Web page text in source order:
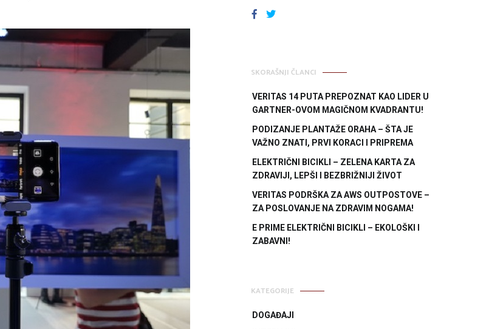
FACEBOOK
TWITTER
SKORAŠNJI ČLANCI
VERITAS 14 PUTA PREPOZNAT KAO LIDER U
GARTNER-OVOM MAGIČNOM KVADRANTU!
PODIZANJE PLANTAŽE ORAHA – ŠTA JE
VAŽNO ZNATI, PRVI KORACI I PRIPREMA
ELEKTRIČNI BICIKLI – ZELENA KARTA ZA
ZDRAVIJI, LEPŠI I BEZBRIŽNIJI ŽIVOT
VERITAS PODRŠKA ZA AWS OUTPOSTOVE –
ZA POSLOVANJE NA ZDRAVIM NOGAMA!
E PRIME ELEKTRIČNI BICIKLI – EKOLOŠKI I
ZABAVNI!
KATEGORIJE
DOGAĐAJI